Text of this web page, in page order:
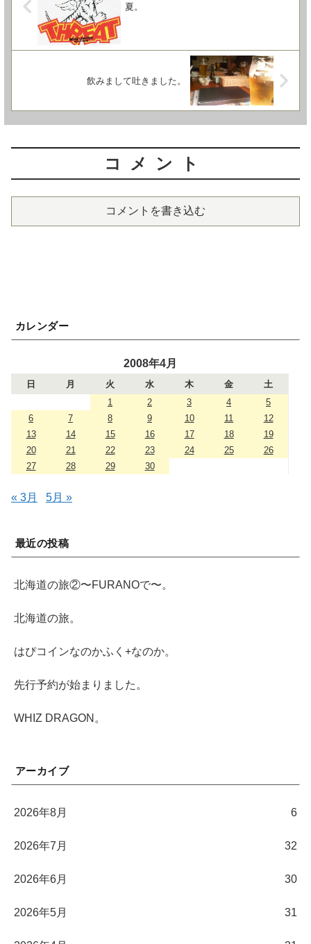
夏。
飲みまして吐きました。
コメント
コメントを書き込む
カレンダー
2008年4月
日 月 火 水 木 金
土
1
2 3 4
5
6
7 8 9 10 11
12
13
14 15 16 17 18
19
20
21 22 23 24 25
26
27
28 29 30
« 3月 5月 »
最近の投稿
北海道の旅②〜FURANOで〜。
北海道の旅。
はぴコインなのかふく+なのか。
先行予約が始まりました。
WHIZ DRAGON。
アーカイブ
2026年8月 6
2026年7月 32
2026年6月 30
2026年5月 31